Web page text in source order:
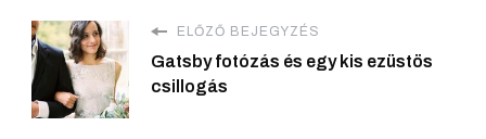
ELŐZŐ BEJEGYZÉS
Gatsby fotózás és egy kis ezüstös
csillogás